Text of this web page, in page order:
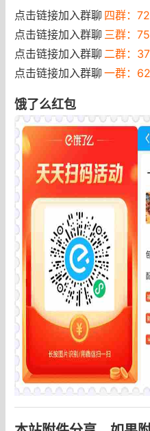
点击链接加入群聊 四群：
点击链接加入群聊 三群：
点击链接加入群聊 二群：
点击链接加入群聊 一群：
饿了么红包